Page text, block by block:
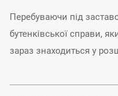
Перебуваючи під
бутенківської справи,
зараз знаходиться у